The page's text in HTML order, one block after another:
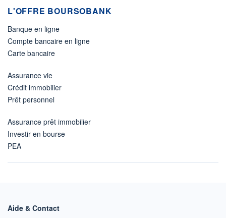
L'OFFRE BOURSOBANK
Banque en ligne
Compte bancaire en ligne
Carte bancaire
Assurance vie
Crédit immobilier
Prêt personnel
Assurance prêt immobilier
Investir en bourse
PEA
Aide & Contact